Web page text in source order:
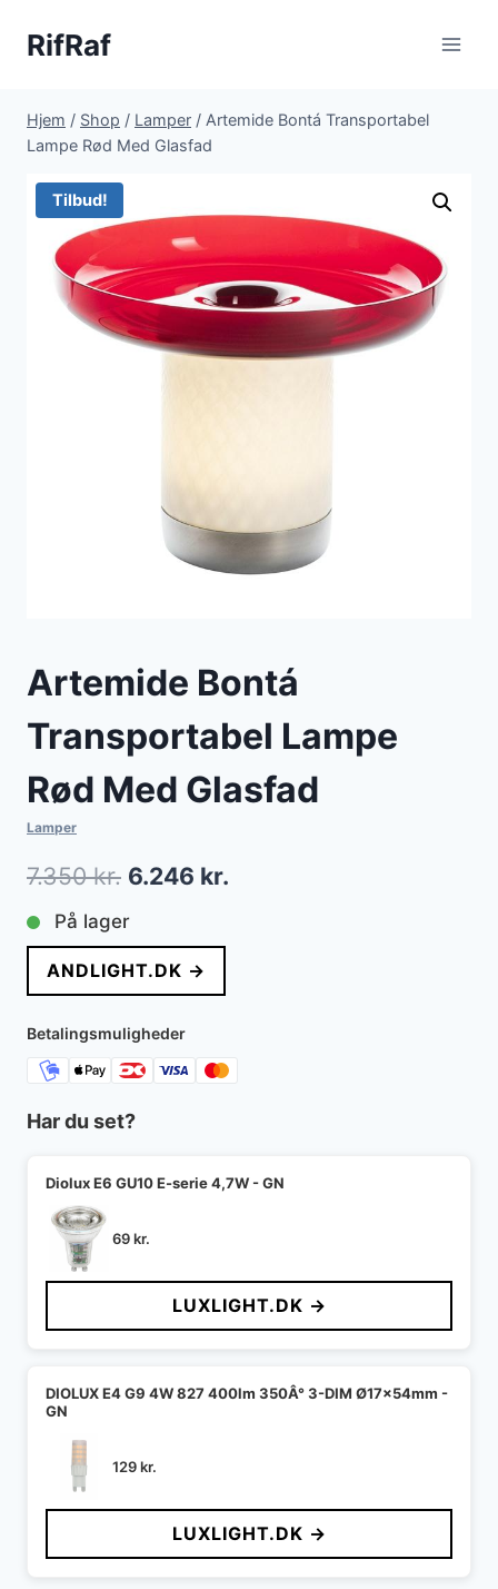
RifRaf
Hjem / Shop / Lamper / Artemide Bontá Transportabel
Lampe Rød Med Glasfad
Tilbud!
Artemide Bontá
Transportabel Lampe
Rød Med Glasfad
Lamper
7.350kr. Den
oprindelige
pris
var:
7.350 kr..
6.246 kr.
På lager
ANDLIGHT.DK →
Betalingsmuligheder
Har du set?
Diolux E6 GU10 E-serie 4,7W - GN
69kr.
LUXLIGHT.DK →
DIOLUX E4 G9 4W 827 400lm 350Â° 3-DIM Ø17x54mm -
GN
129kr.
LUXLIGHT.DK →